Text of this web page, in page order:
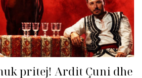
pritej! Ardit Çuni dhe